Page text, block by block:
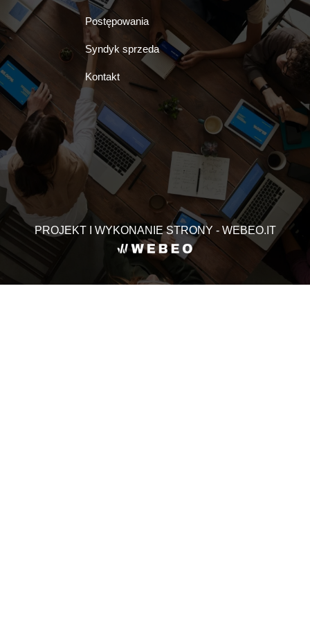
Postępowania
Syndyk sprzeda
Kontakt
PROJEKT I WYKONANIE STRONY - WEBEO.IT